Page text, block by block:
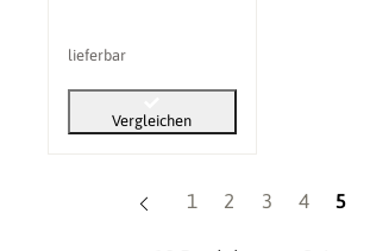
lieferbar
Vergleichen
Seite
1 Seite
2 Seite
3 Seite
4 Seite
5